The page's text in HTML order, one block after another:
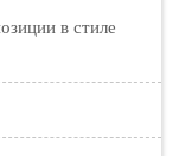
в стиле